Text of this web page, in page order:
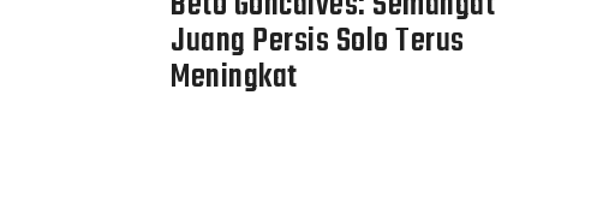
Juang Persis Solo Terus
Meningkat